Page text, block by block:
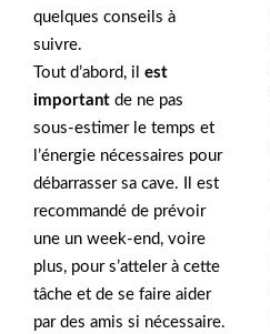
quelques conseils à
suivre.
Tout d’abord, il est
important de ne pas
sous-estimer le temps et
l’énergie nécessaires pour
débarrasser sa cave. Il est
recommandé de prévoir
une un week-end, voire
plus, pour s’atteler à cette
tâche et de se faire aider
par des amis si nécessaire.